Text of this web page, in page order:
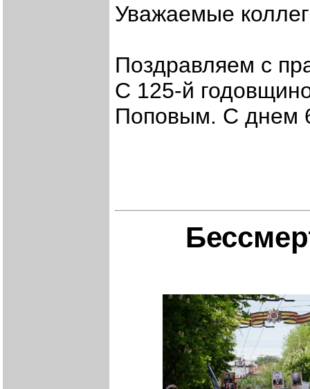
Уважаемые
Поздравляем с
С 125-й
Поповым. С днем